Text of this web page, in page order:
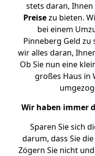
stets daran, Ihnen
Preisezu bieten.
bei einem
Pinneberg Geld zu
wir alles daran,
Ob Sie nun eine
großes Haus in
Wir haben immer
Sparen Sie sich
darum, dass Sie
Zögern Sie nicht und